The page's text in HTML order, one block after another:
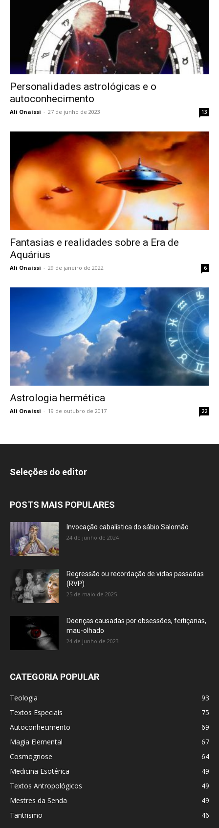
Personalidades astrológicas e o
autoconhecimento
Ali Onaissi - 27 de junho de 2023 13
Fantasias e realidades sobre a Era de
Aquárius
Ali Onaissi - 29 de janeiro de 2022 6
Astrologia hermética
Ali Onaissi - 19 de outubro de 2017 22
Seleções do editor
POSTS MAIS POPULARES
Invocação cabalística do sábio Salomão
24 de junho de 2024
Regressão ou recordação de vidas passadas
(RVP)
25 de maio de 2025
Doenças causadas por obsessões, feitiçarias,
mau-olhado
24 de junho de 2023
CATEGORIA POPULAR
Teologia
93
Textos Especiais
75
Autoconhecimento
69
Magia Elemental
67
Cosmognose
64
Medicina Esotérica
49
Textos Antropológicos
49
Mestres da Senda
49
Tantrismo
46